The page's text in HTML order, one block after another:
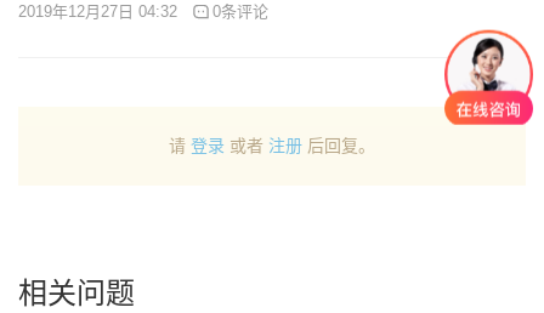
2019年12月27日 04:32 0条评论
请 登录 或者 注册 后回复。
相关问题